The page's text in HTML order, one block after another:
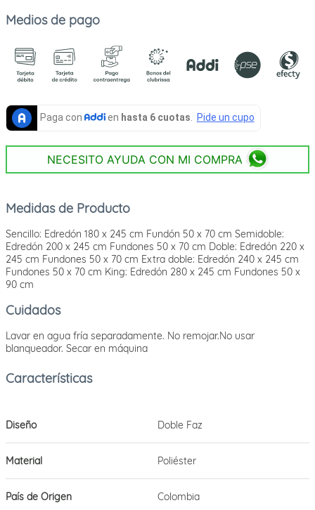
Medios de pago
NECESITO AYUDA CON MI COMPRA
Medidas de Producto
Sencillo: Edredón 180 x 245 cm Fundón 50 x 70 cm Semidoble:
Edredón 200 x 245 cm Fundones 50 x 70 cm Doble: Edredón 220 x
245 cm Fundones 50 x 70 cm Extra doble: Edredón 240 x 245 cm
Fundones 50 x 70 cm King: Edredón 280 x 245 cm Fundones 50 x
90 cm
Cuidados
Lavar en agua fría separadamente. No remojar.No usar
blanqueador. Secar en máquina
Diseño Doble Faz
Material Poliéster
País de Origen Colombia